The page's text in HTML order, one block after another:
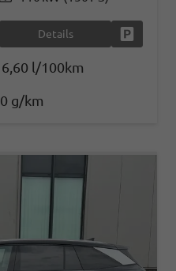
Details
6,60 l/100km
g/km